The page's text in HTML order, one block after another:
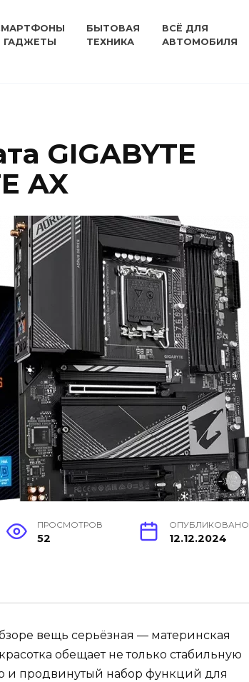
ГАДЖЕТЫ
БЫТОВАЯ
ТЕХНИКА
ВСЁ ДЛЯ
АВТОМОБИЛЯ
GIGABYTE
AX
ПРОСМОТРОВ
52
ОПУБЛИКОВАНО
12.12.2024
вещь серьёзная — материнская
обещает не только стабильную
и продвинутый набор функций для